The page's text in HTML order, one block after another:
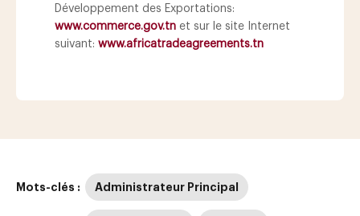
Développement des Exportations:
www.commerce.gov.tn et sur le site Internet
suivant:www.africatradeagreements.tn
Mots-clés : Administrateur Principal